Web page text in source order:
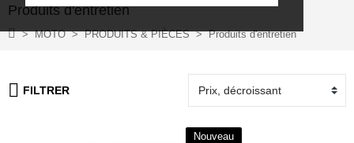
Produits d'entretien
MOTO PRODUITS & PIÈCES Produits d'entretien
FILTRER
Nouveau